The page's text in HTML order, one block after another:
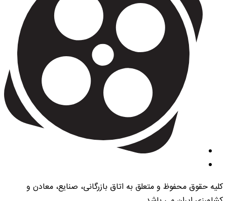
کلیه حقوق محفوظ و متعلق به اتاق بازرگانی، صنایع، معادن و